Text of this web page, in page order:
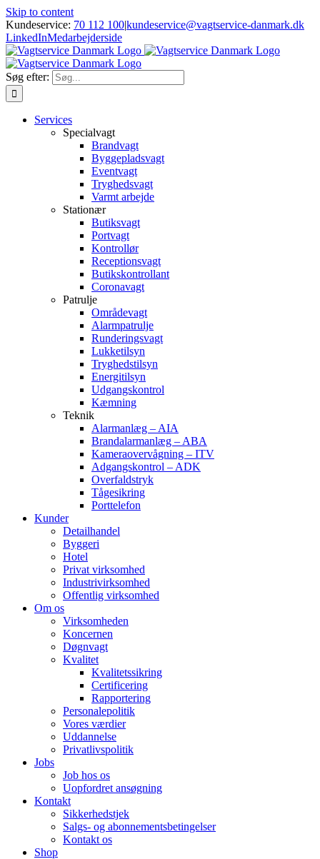
Skip to content
Kundeservice: 70 112 100|kundeservice@vagtservice-danmark.dk
LinkedInMedarbejderside
Søg efter:
Services
Specialvagt
Brandvagt
Byggepladsvagt
Eventvagt
Tryghedsvagt
Varmt arbejde
Stationær
Butiksvagt
Portvagt
Kontrollør
Receptionsvagt
Butikskontrollant
Coronavagt
Patrulje
Områdevagt
Alarmpatrulje
Runderingsvagt
Lukketilsyn
Tryghedstilsyn
Energitilsyn
Udgangskontrol
Kæmning
Teknik
Alarmanlæg – AIA
Brandalarmanlæg – ABA
Kameraovervågning – ITV
Adgangskontrol – ADK
Overfaldstryk
Tågesikring
Porttelefon
Kunder
Detailhandel
Byggeri
Hotel
Privat virksomhed
Industrivirksomhed
Offentlig virksomhed
Om os
Virksomheden
Koncernen
Døgnvagt
Kvalitet
Kvalitetssikring
Certificering
Rapportering
Personalepolitik
Vores værdier
Uddannelse
Privatlivspolitik
Jobs
Job hos os
Uopfordret ansøgning
Kontakt
Sikkerhedstjek
Salgs- og abonnementsbetingelser
Kontakt os
Shop